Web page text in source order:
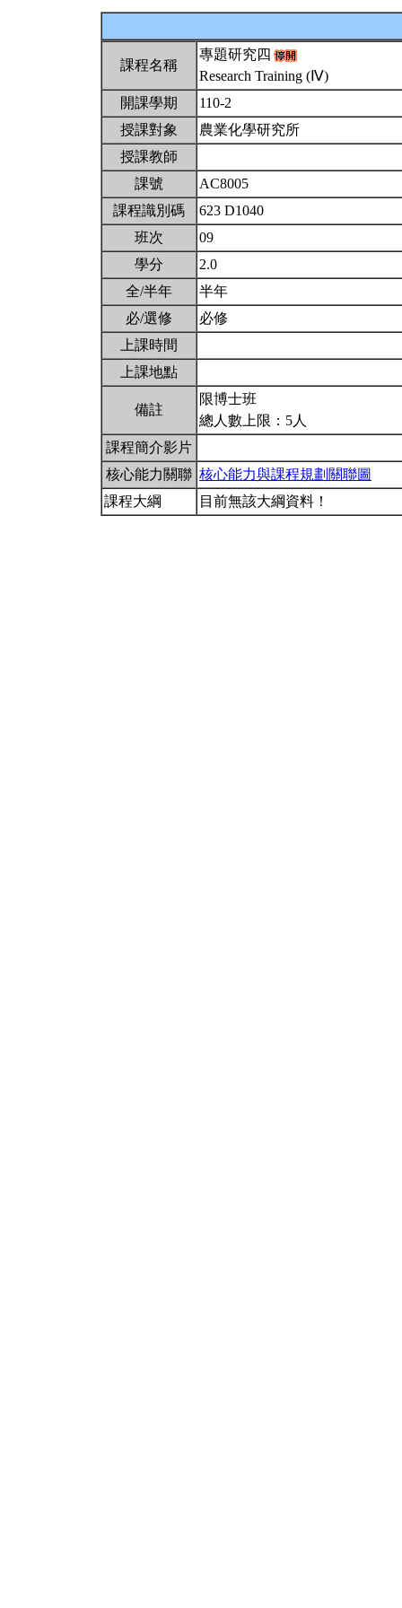
課程名稱
專題研究四
Research Training (Ⅳ)
開課學期
110-2
授課對象
農業化學研究所
授課教師
課號
AC8005
課程識別碼
623 D1040
班次
09
學分
2.0
全/半年
半年
必/選修
必修
上課時間
上課地點
備註
限博士班
總人數上限：5人
課程簡介影片
核心能力關聯 核心能力與課程規劃關聯圖
課程大綱
目前無該大綱資料！